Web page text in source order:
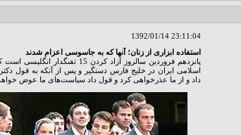
1392/01/14 23:11:04
استفاده ابزاری از زنان؛ آنها که به جاسوسی اعزام شدند
اسلامی ایران در خلیج فارس دستگیر و پس از آنکه به قول
داد و از ما عذرخواهی کرد و قول داد سیاست‌های ما عوض